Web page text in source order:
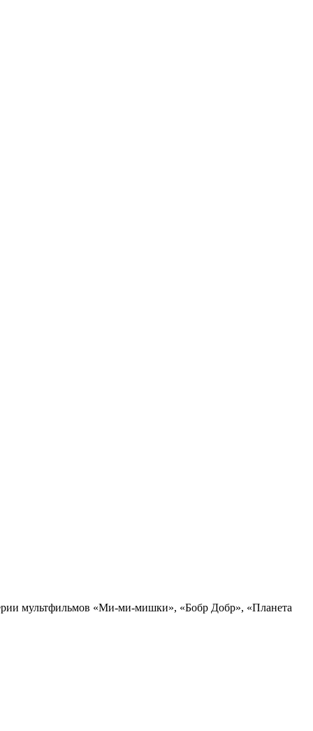
мультфильмов «Ми-ми-мишки», «Бобр Добр», «Планета